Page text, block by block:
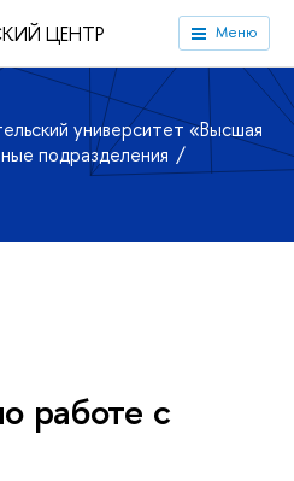
ЦЕНТР Меню
университет «Высшая
подразделения
работе с